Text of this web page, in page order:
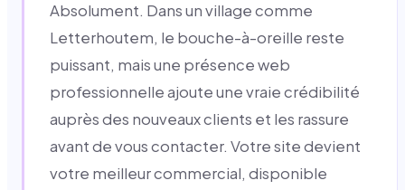
Absolument. Dans un village comme
Letterhoutem, le bouche-à-oreille reste
puissant, mais une présence web
professionnelle ajoute une vraie crédibilité
auprès des nouveaux clients et les rassure
avant de vous contacter. Votre site devient
votre meilleur commercial, disponible